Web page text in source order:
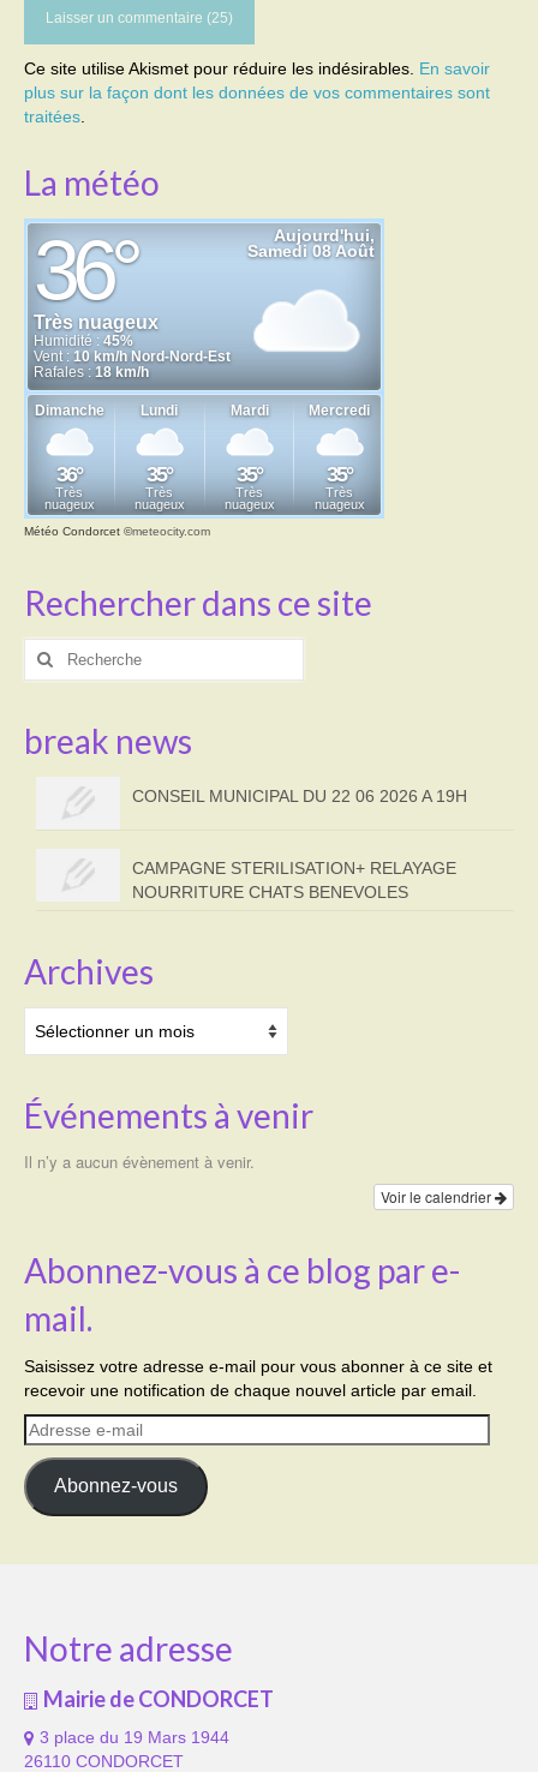
Ce site utilise Akismet pour réduire les indésirables. En savoir
plus sur la façon dont les données de vos commentaires sont
traitées
La météo
Météo Condorcet ©meteocity.com
Rechercher dans ce site
Rechercher
break news
CONSEIL MUNICIPAL DU 22 06 2026 A 19H
CAMPAGNE STERILISATION+ RELAYAGE
NOURRITURE CHATS BENEVOLES
Archives
Événements à venir
Il n’y a aucun évènement à venir.
Voir le calendrier
Abonnez-vous à ce blog par e-
mail.
Saisissez votre adresse e-mail pour vous abonner à ce site et
recevoir une notification de chaque nouvel article par email.
Adresse
e-
mail
Abonnez-vous
Notre adresse
Mairie de CONDORCET
3 place du 19 Mars 1944
26110 CONDORCET